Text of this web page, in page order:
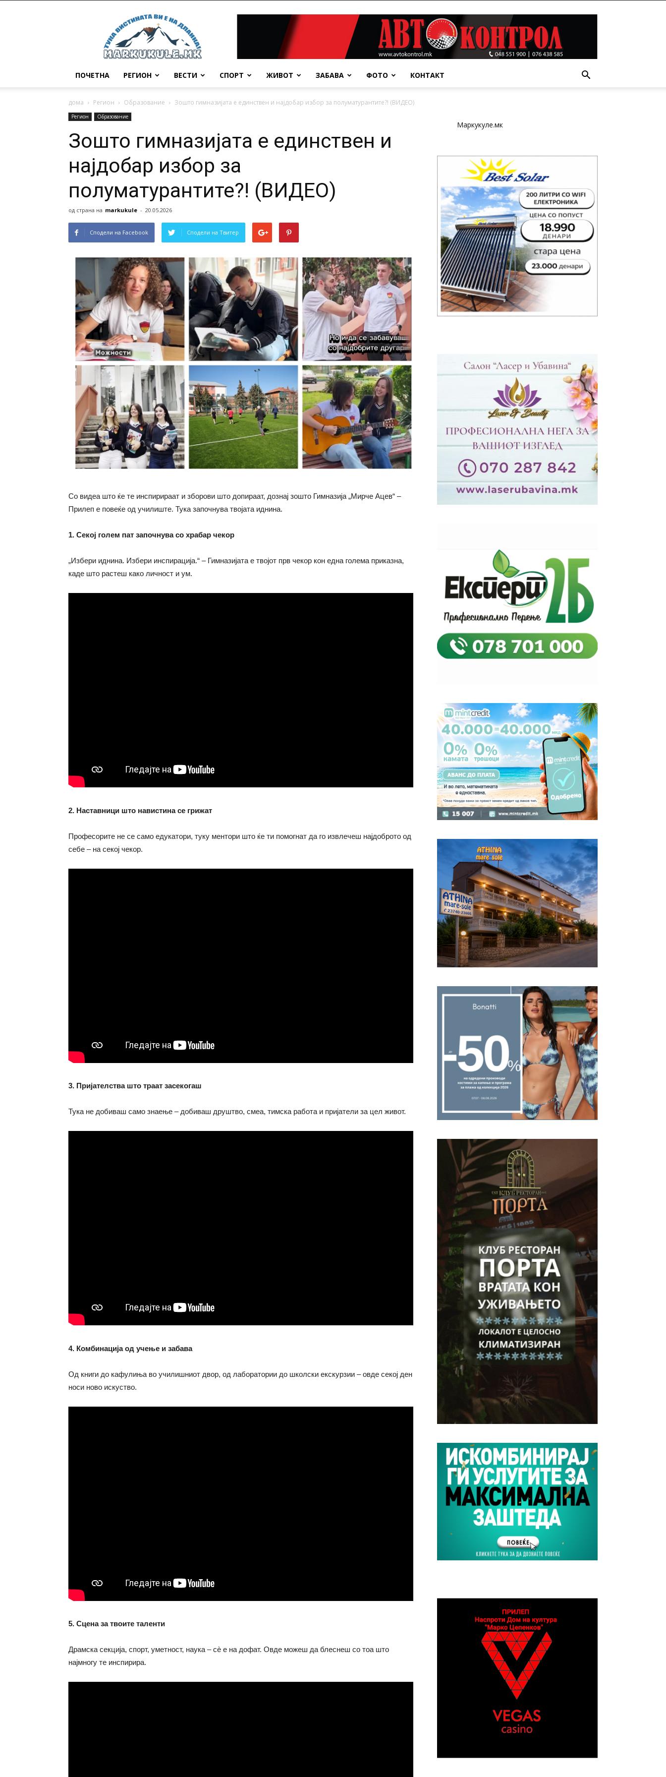
Маркукуле
ПОЧЕТНА РЕГИОН ВЕСТИ СПОРТ ЖИВОТ ЗАБАВА ФОТО КОНТАКТ
дома Регион Образование Зошто гимназијата е единствен и најдобар избор за полуматурантите?! (ВИДЕО)
Регион Образование
Зошто гимназијата е единствен и
најдобар избор за
полуматурантите?! (ВИДЕО)
од страна на markukule - 20.05.2026
Сподели на Facebook Сподели на Твитер
Со видеа што ќе те инспирираат и зборови што допираат, дознај зошто Гимназија „Мирче Ацев“ –
Прилеп е повеќе од училиште. Тука започнува твојата иднина.
1. Секој голем пат започнува со храбар чекор
„Избери иднина. Избери инспирација.“ – Гимназијата е твојот прв чекор кон една голема приказна,
каде што растеш како личност и ум.
2. Наставници што навистина се грижат
Професорите не се само едукатори, туку ментори што ќе ти помогнат да го извлечеш најдоброто од
себе – на секој чекор.
3. Пријателства што траат засекогаш
Тука не добиваш само знаење – добиваш друштво, смеа, тимска работа и пријатели за цел живот.
4. Комбинација од учење и забава
Од книги до кафулиња во училишниот двор, од лаборатории до школски екскурзии – овде секој ден
носи ново искуство.
5. Сцена за твоите таленти
Драмска секција, спорт, уметност, наука – сè е на дофат. Овде можеш да блеснеш со тоа што
најмногу те инспирира.
Маркукуле.мк